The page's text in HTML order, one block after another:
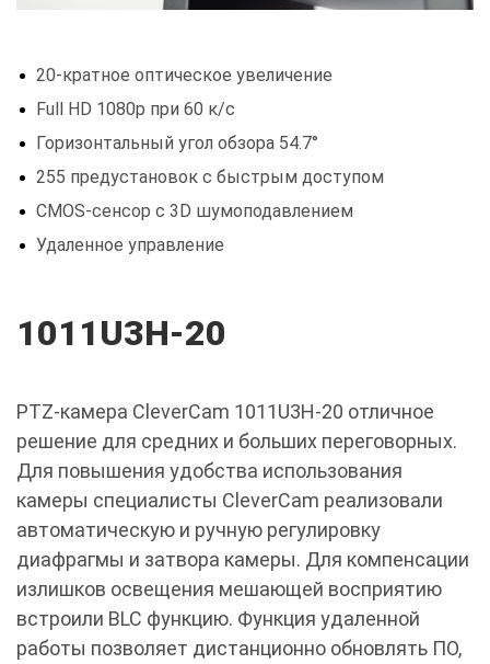
20-кратное оптическое увеличение
Full HD 1080p при 60 к/с
Горизонтальный угол обзора 54.7°
255 предустановок с быстрым доступом
CMOS-сенсор с 3D шумоподавлением
Удаленное управление
1011U3H-20
PTZ-камера CleverCam 1011U3H-20 отличное
решение для средних и больших переговорных.
Для повышения удобства использования
камеры специалисты CleverCam реализовали
автоматическую и ручную регулировку
диафрагмы и затвора камеры. Для компенсации
излишков освещения мешающей восприятию
встроили BLC функцию. Функция удаленной
работы позволяет дистанционно обновлять ПО,